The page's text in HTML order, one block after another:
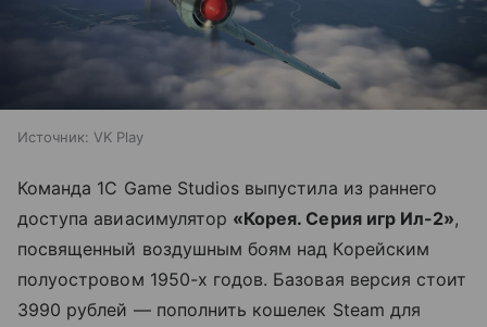
Источник: VK Play
Команда 1С Game Studios выпустила из раннего
доступа авиасимулятор «Корея. Серия игр Ил-2»,
посвященный воздушным боям над Корейским
полуостровом 1950-х годов. Базовая версия стоит
3990 рублей — пополнить кошелек Steam для